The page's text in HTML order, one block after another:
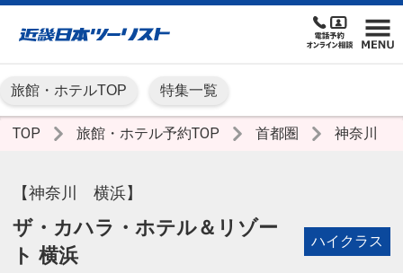
旅館・ホテルTOP 特集一覧
TOP 旅館・ホテル予約TOP 首都圏 神奈川
【神奈川 横浜】
ザ・カハラ・ホテル＆リゾー
ト 横浜
ハイクラス